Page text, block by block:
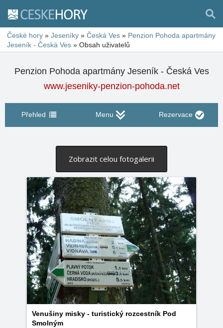
České hory » Jeseníky » Česká Ves » Penzion Pohoda apartmány
Jeseník - Česká Ves » Obsah uživatelů
Penzion Pohoda apartmány Jeseník - Česká Ves
www.jeseniky-penzion-pohoda.net
Přehled Menu Rezervace
Zobrazit celou fotogalerii
Venušiny misky - turistický rozcestník Pod
Smolným